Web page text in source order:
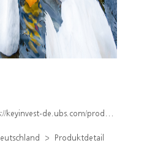
de.ubs.com/produkt/detail/index/isin/DE000WA3F857
Produktdetail